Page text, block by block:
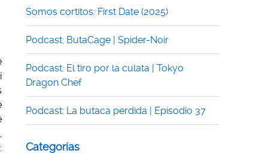
Somos cortitos: First Date (2025)
Podcast: ButaCage | Spider-Noir
Podcast: El tiro por la culata | Tokyo
Dragon Chef
Podcast: La butaca perdida | Episodio 37
Categorías